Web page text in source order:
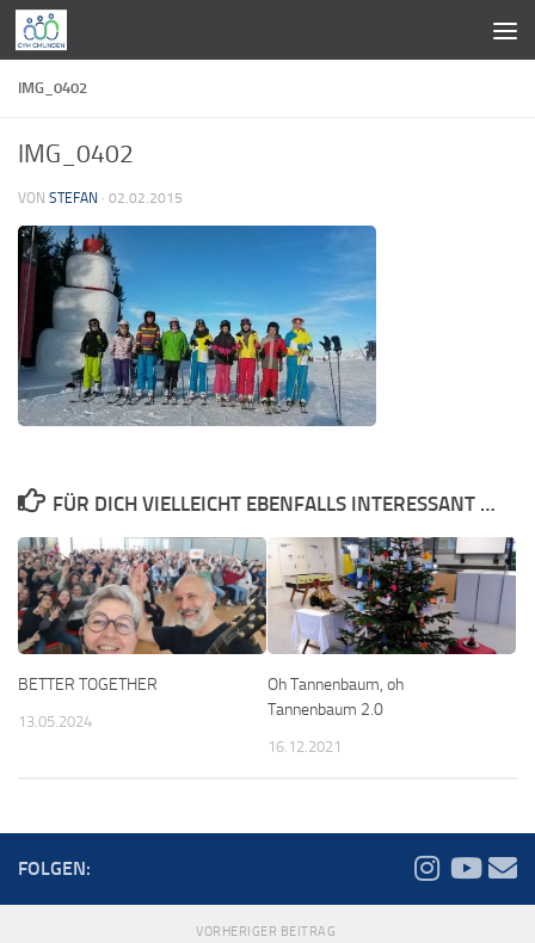
Zum Inhalt springen
IMG_0402
IMG_0402
VON STEFAN · 02.02.2015
FÜR DICH VIELLEICHT EBENFALLS INTERESSANT …
BETTER TOGETHER
13.05.2024
Oh Tannenbaum, oh
Tannenbaum 2.0
16.12.2021
FOLGEN:
VORHERIGER BEITRAG